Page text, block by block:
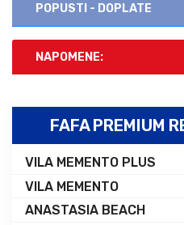
POPUSTI - DOPLATE
NAPOMENE:
FAFA PREMIUM
VILA MEMENTO PLUS
VILA MEMENTO
ANASTASIA BEACH